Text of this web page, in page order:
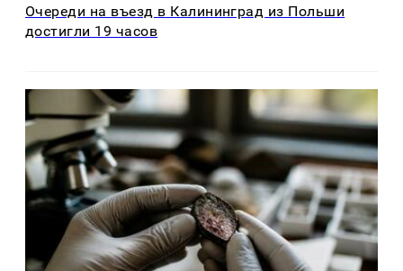
Очереди на въезд в Калининград из Польши
достигли 19 часов